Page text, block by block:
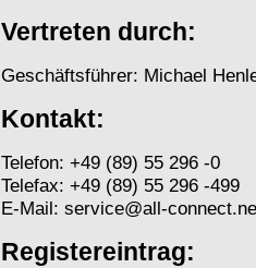
Vertreten durch:
Geschäftsführer: Michael
Kontakt:
Telefon: +49 (89) 55 296 -0
Telefax: +49 (89) 55 296 -499
E-Mail: service@all-
Registereintrag: